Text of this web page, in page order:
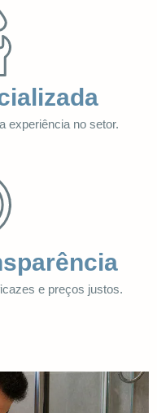
experiência no setor.
e preços justos.